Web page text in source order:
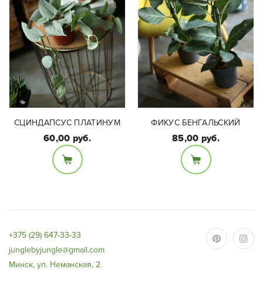
СЦИНДАПСУС ПЛАТИНУМ
60,00 руб.
Размеры:
диаметр горшка 17 см.
ФИКУС БЕНГАЛЬСКИЙ
85,00 руб.
+375 (29) 647-33-33
junglebyjungle@gmail.com
Минск, ул. Неманская, 2